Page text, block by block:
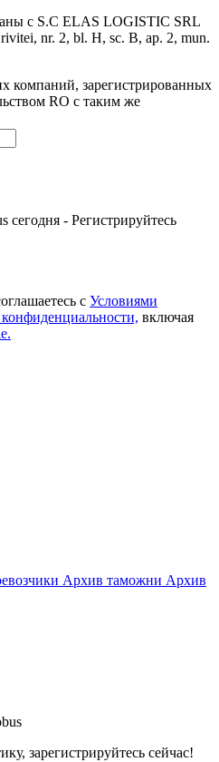
с S.C ELAS LOGISTIC SRL
nr. 2, bl. H, sc. B, ap. 2, mun.
компаний, зарегистрированных
RO с таким же
сегодня - Регистрируйтесь
с Условиями
включая
Архив таможни Архив
зарегистрируйтесь сейчас!